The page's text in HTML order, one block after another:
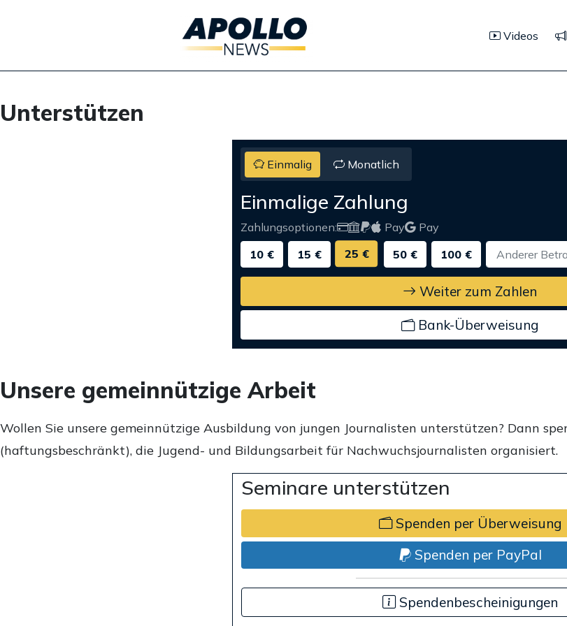
Videos
Unterstützen
Einmalig Monatlich
Einmalige Zahlung
Zahlungsoptionen: Pay
Pay
10 €
15 € 25 € 50 € 100 €
Weiter zum Zahlen
Bank-Überweisung
Unsere gemeinnützige Arbeit
Wollen Sie unsere gemeinnützige Ausbildung von jungen Journalisten unterstützen? Dann
(haftungsbeschränkt), die Jugend- und Bildungsarbeit für Nachwuchsjournalisten organisiert.
Seminare unterstützen
Spenden per Überweisung
Spenden per PayPal
Spendenbescheinigungen